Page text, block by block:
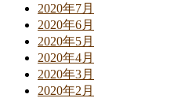
2020年7月
2020年6月
2020年5月
2020年4月
2020年3月
2020年2月